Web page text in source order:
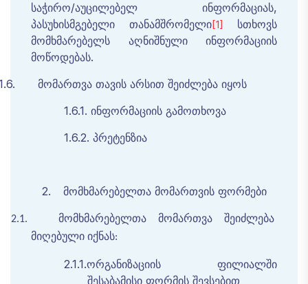
საჭირო/აუცილებელ ინფორმაციას,
პასუხისმგებელი თანამშრომელი[1]
სთხოვს
მომხმარებელს აღნიშნული ინფორმაციის
მოწოდებას.
მომართვა თავის არსით შეიძლება იყოს
1.6.1. ინფორმაციის გამოთხოვა
1.6.2. პრეტენზია
2. მომხმარებელთა მომართვის ფორმები
2.1. მომხმარებელთა მომართვა
შეიძლება
მიღებული იქნას:
2.1.1.ორგანიზაციის
ფილიალში
შესაბამისი ფორმის შევსებით